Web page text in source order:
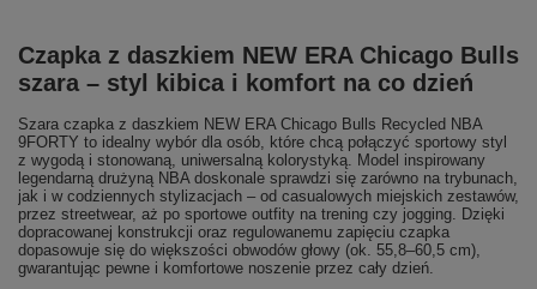
Czapka z daszkiem NEW ERA Chicago Bulls
szara – styl kibica i komfort na co dzień
Szara czapka z daszkiem NEW ERA Chicago Bulls Recycled NBA
9FORTY to idealny wybór dla osób, które chcą połączyć sportowy styl
z wygodą i stonowaną, uniwersalną kolorystyką. Model inspirowany
legendarną drużyną NBA doskonale sprawdzi się zarówno na trybunach,
jak i w codziennych stylizacjach – od casualowych miejskich zestawów,
przez streetwear, aż po sportowe outfity na trening czy jogging. Dzięki
dopracowanej konstrukcji oraz regulowanemu zapięciu czapka
dopasowuje się do większości obwodów głowy (ok. 55,8–60,5 cm),
gwarantując pewne i komfortowe noszenie przez cały dzień.